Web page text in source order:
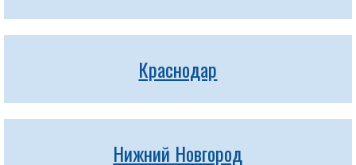
Краснодар
Нижний Новгород